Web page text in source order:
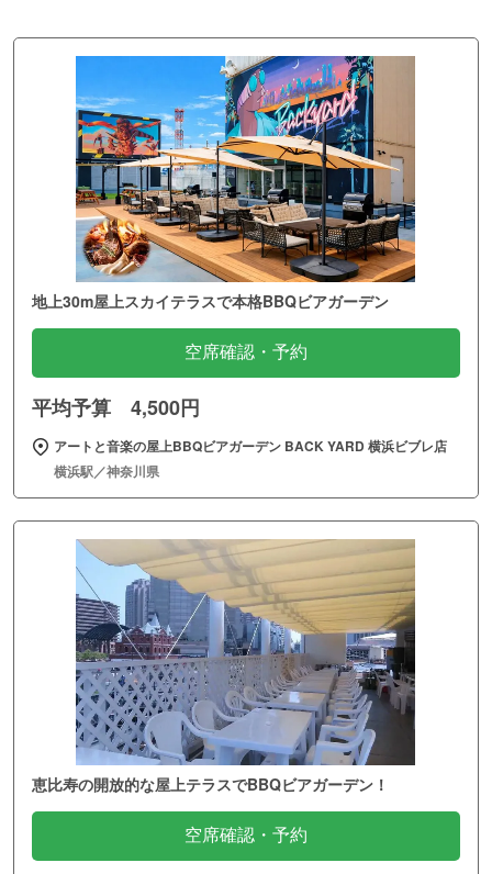
地上30m屋上スカイテラスで本格BBQビアガーデン
空席確認・予約
平均予算 4,500円
アートと音楽の屋上BBQビアガーデン BACK YARD 横浜ビブレ店
横浜駅／神奈川県
恵比寿の開放的な屋上テラスでBBQビアガーデン！
空席確認・予約